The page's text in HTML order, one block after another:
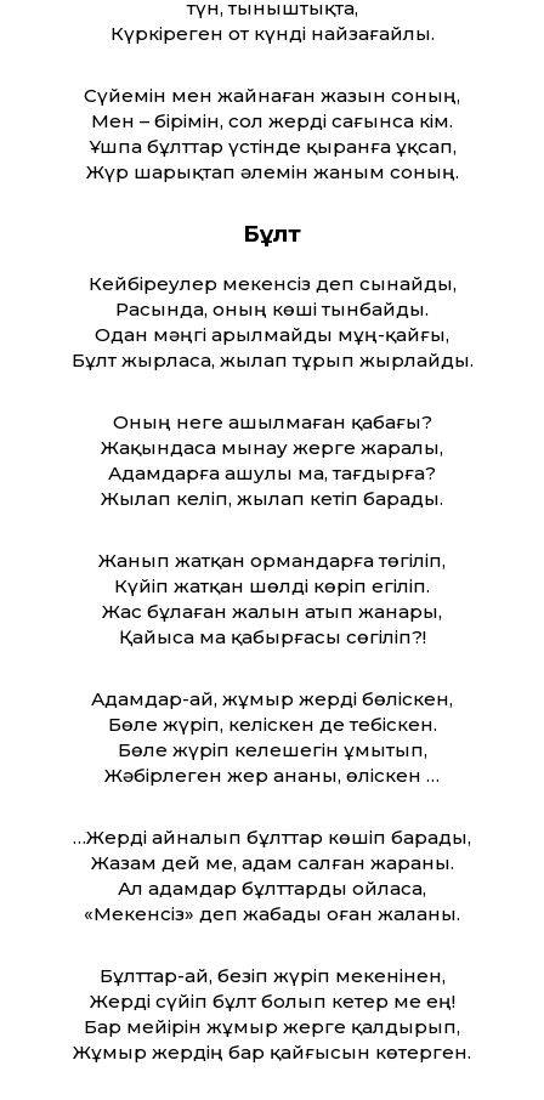
түн, тыныштықта,
Күркіреген от күнді найзағайлы.
Сүйемін мен жайнаған жазын соның,
Мен – бірімін, сол жерді сағынса кім.
Ұшпа бұлт­тар үстінде қыранға ұқсап,
Жүр шарықтап әлемін жаным соның.
Бұлт
Кейбіреулер мекенсіз деп сынайды,
Расында, оның көші тынбайды.
Одан мәңгі арылмайды мұң-қайғы,
Бұлт жырласа, жылап тұрып жырлайды.
Оның неге ашылмаған қабағы?
Жақындаса мынау жерге жаралы,
Адамдарға ашулы ма, тағдырға?
Жылап келіп, жылап кетіп барады.
Жанып жатқан ормандарға төгіліп,
Күйіп жатқан шөлді көріп егіліп.
Жас бұлаған жалын атып жанары,
Қайыса ма қабырғасы сөгіліп?!
Адамдар-ай, жұмыр жерді бөліскен,
Бөле жүріп, келіскен де тебіскен.
Бөле жүріп келешегін ұмытып,
Жәбірлеген жер ананы, өліскен …
…Жерді айналып бұлт­тар көшіп барады,
Жазам дей ме, адам салған жараны.
Ал адамдар бұлт­тарды ойласа,
«Мекенсіз» деп жабады оған жаланы.
Бұлт­тар-ай, безіп жүріп мекенінен,
Жерді сүйіп бұлт болып кетер ме ең!
Бар мейірін жұмыр жерге қалдырып,
Жұмыр жердің бар қайғысын көтерген.